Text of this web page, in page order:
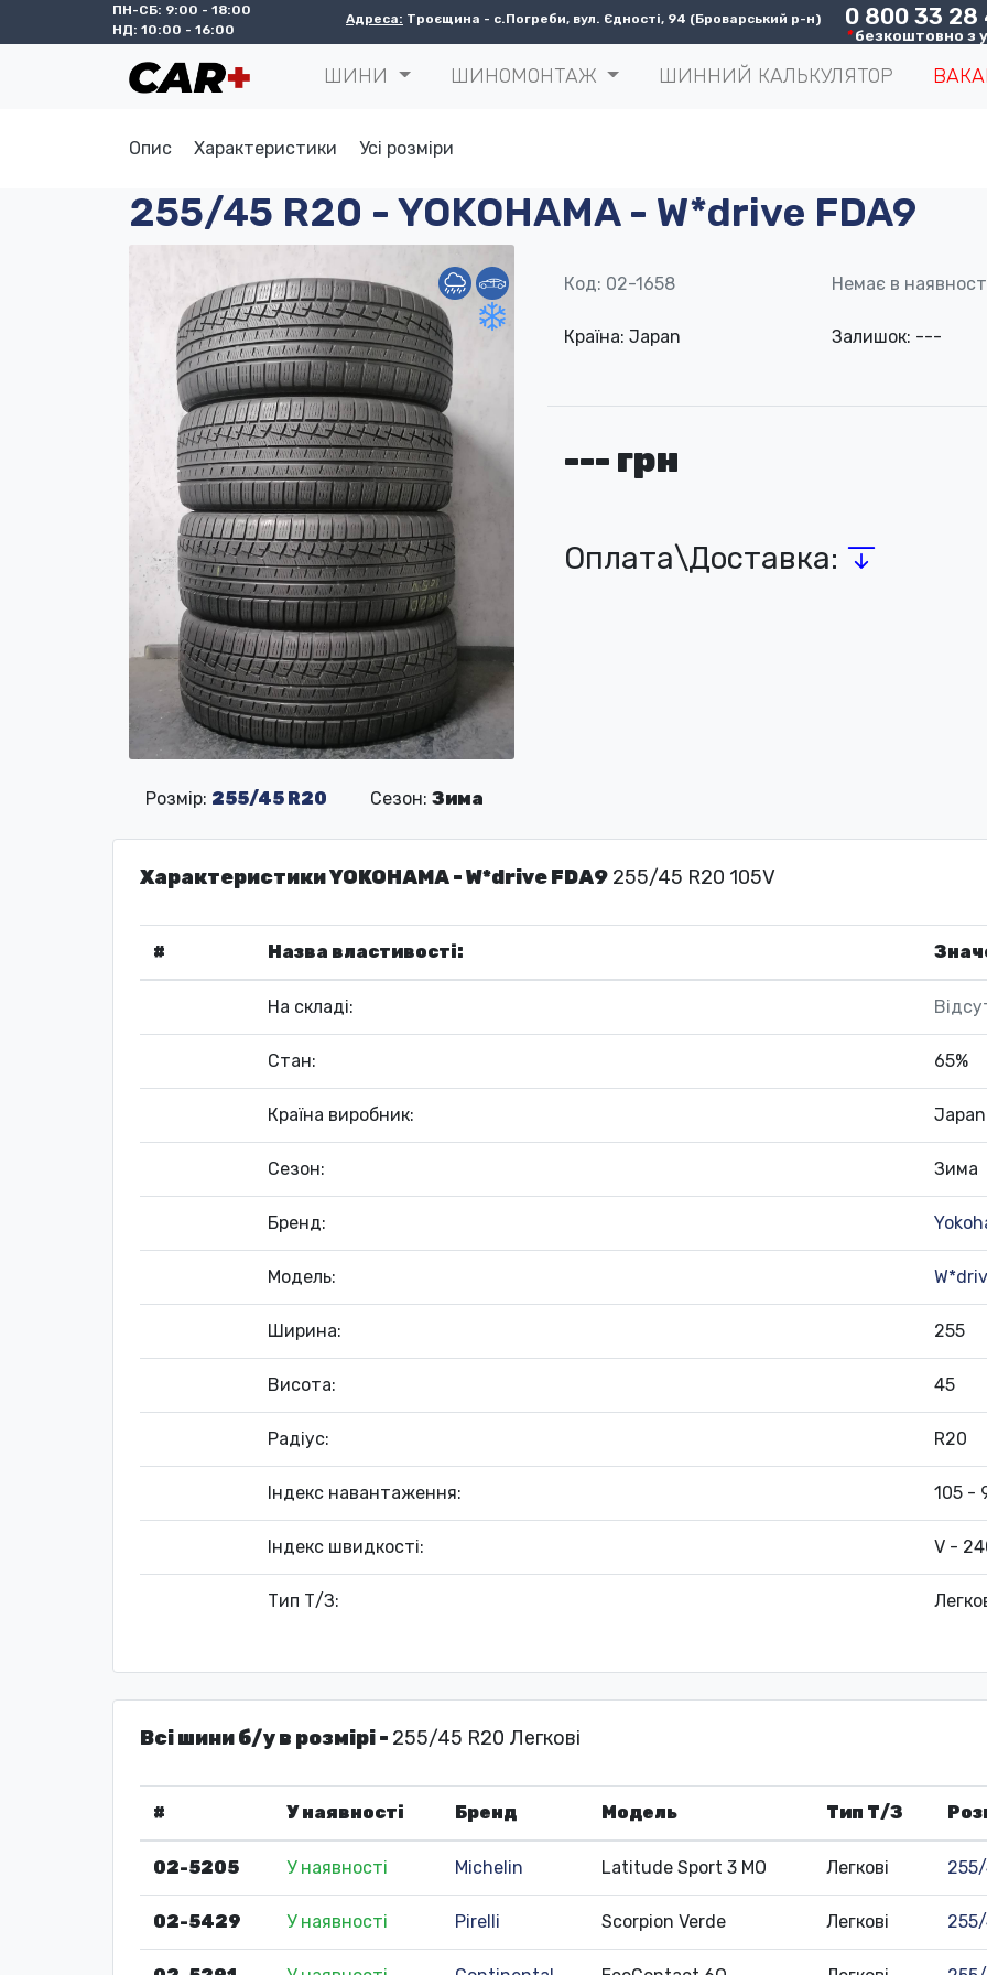
ПН-СБ: 9:00 - 18:00
НД: 10:00 - 16:00
Адреса: Троєщина - с.Погреби, вул. Єдності, 94 (Броварський р-н) 0 800 33 28
*безкоштовно з
ШИНИ ШИНОМОНТАЖ ШИННИЙ КАЛЬКУЛЯТОР
Опис Характеристики Усі розміри
255/45 R20 - YOKOHAMA - W*drive FDA9
Розмір: 255/45 R20 Сезон:Зима
Код: 02-1658 Немає в
Країна: Japan Залишок: ---
--- грн
Оплата\Доставка:
Характеристики YOKOHAMA - W*drive FDA9 255/45 R20 105V
# Назва властивості:
На складі:
Стан: 65%
Країна виробник: Japan
Сезон: Зима
Бренд:
Модель:
Ширина: 255
Висота: 45
Радіус: R20
Індекс навантаження: 105 -
Індекс швидкості: V -
Тип Т/З:
Всі шини б/у в розмірі - 255/45 R20 Легкові
# У наявності Бренд Модель Тип Т/З
02-5205 У наявності Michelin Latitude Sport 3 MO Легкові
02-5429 У наявності Pirelli Scorpion Verde Легкові